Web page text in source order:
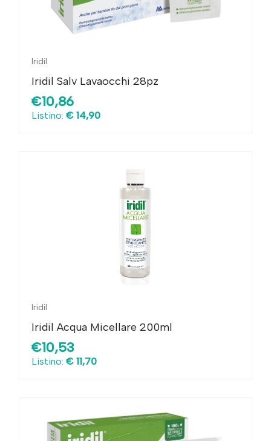
Iridil
Iridil Salv Lavaocchi 28pz
€10,86
Listino: € 14,90
Iridil
Iridil Acqua Micellare 200ml
€10,53
Listino: € 11,70